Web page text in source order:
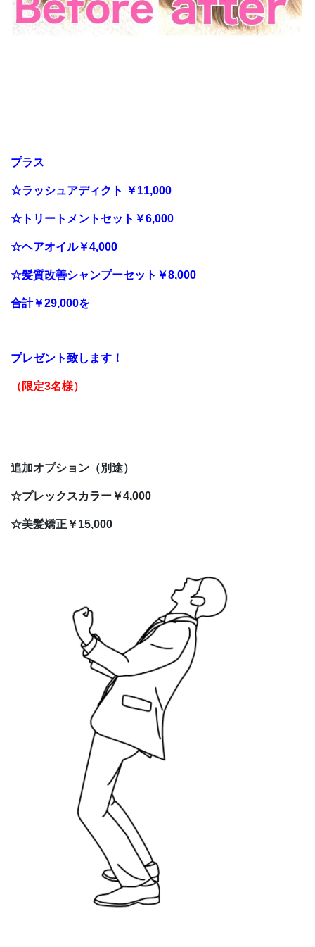
プラス
☆ラッシュアディクト ￥11,000
☆トリートメントセット￥6,000
☆ヘアオイル￥4,000
☆髪質改善シャンプーセット￥8,000
合計￥29,000を
プレゼント致します！
（限定3名様）
追加オプション（別途）
☆プレックスカラー￥4,000
☆美髪矯正￥15,000